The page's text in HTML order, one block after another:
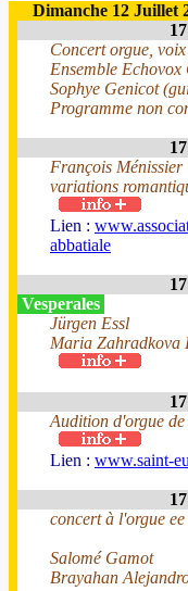
Dimanche 12 Juillet
Concert orgue,
Ensemble
Sophye Genicot
Programme non
François Ménissier
variations
Lien :
abbatiale
Vesperales
Jürgen Essl
Maria Zahradkova
Audition d'orgue
Lien : www.saint-
concert à l'orgue
Salomé Gamot
Brayahan